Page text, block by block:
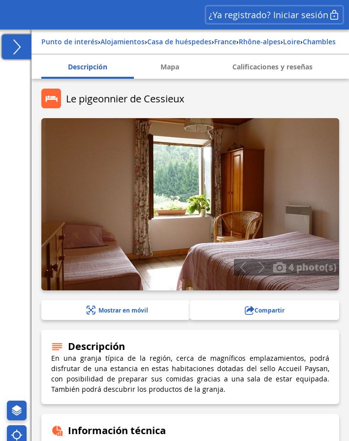
¿Ya registrado? Iniciar sesión
Punto de interés› Alojamientos› Casa de huéspedes› france› rhône-alpes› loire› chambles
Descripción Mapa Calificaciones y reseñas
Le pigeonnier de Cessieux
4 photo(s)
Mostrar en móvil Compartir
Descripción
En una granja típica de la región, cerca de magníficos emplazamientos, podrá
disfrutar de una estancia en estas habitaciones dotadas del sello Accueil Paysan,
con posibilidad de preparar sus comidas gracias a una sala de estar equipada.
También podrá descubrir los productos de la granja.
Información técnica